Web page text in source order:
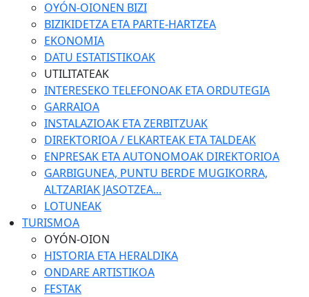
OYÓN-OIONEN BIZI
BIZIKIDETZA ETA PARTE-HARTZEA
EKONOMIA
DATU ESTATISTIKOAK
UTILITATEAK
INTERESEKO TELEFONOAK ETA ORDUTEGIA
GARRAIOA
INSTALAZIOAK ETA ZERBITZUAK
DIREKTORIOA / ELKARTEAK ETA TALDEAK
ENPRESAK ETA AUTONOMOAK DIREKTORIOA
GARBIGUNEA, PUNTU BERDE MUGIKORRA,
ALTZARIAK JASOTZEA...
LOTUNEAK
TURISMOA
OYÓN-OION
HISTORIA ETA HERALDIKA
ONDARE ARTISTIKOA
FESTAK